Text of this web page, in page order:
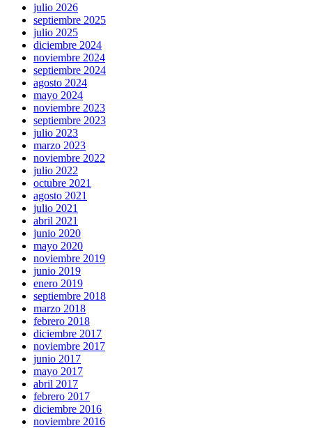
julio 2026
septiembre 2025
julio 2025
diciembre 2024
noviembre 2024
septiembre 2024
agosto 2024
mayo 2024
noviembre 2023
septiembre 2023
julio 2023
marzo 2023
noviembre 2022
julio 2022
octubre 2021
agosto 2021
julio 2021
abril 2021
junio 2020
mayo 2020
noviembre 2019
junio 2019
enero 2019
septiembre 2018
marzo 2018
febrero 2018
diciembre 2017
noviembre 2017
junio 2017
mayo 2017
abril 2017
febrero 2017
diciembre 2016
noviembre 2016